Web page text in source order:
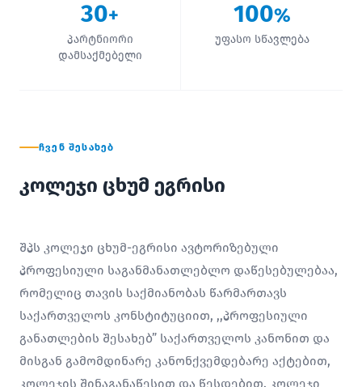
30+
პარტნიორი
დამსაქმებელი
100%
უფასო სწავლება
ᲩᲕᲔᲜ ᲨᲔᲡᲐᲮᲔᲑ
კოლეჯი ცხუმ ეგრისი
შპს კოლეჯი ცხუმ-ეგრისი ავტორიზებული
პროფესიული საგანმანათლებლო დაწესებულებაა,
რომელიც თავის საქმიანობას წარმართავს
საქართველოს კონსტიტუციით, ,,პროფესიული
განათლების შესახებ” საქართველოს კანონით და
მისგან გამომდინარე კანონქვემდებარე აქტებით,
კოლეჯის შინაგანაწესით და წესდებით. კოლეჯი